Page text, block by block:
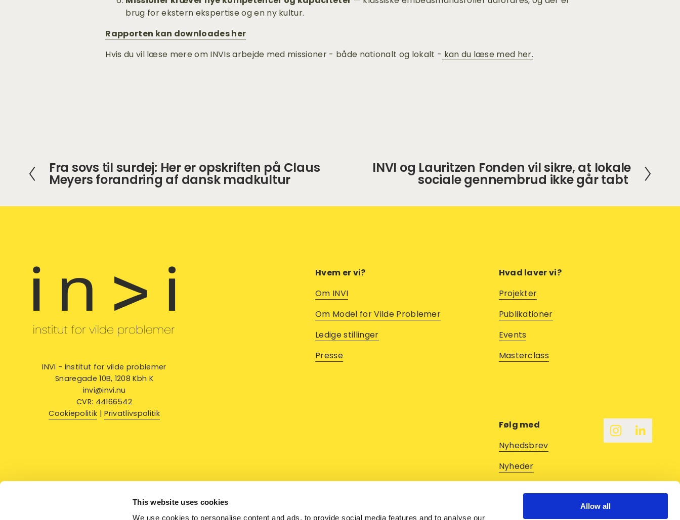
This website uses cookies
We use cookies to personalise content and ads, to provide social media features and to analyse our
Allow all
brug for ekstern ekspertise og en ny kultur.
Rapporten kan downloades her
Hvis du vil læse mere om INVIs arbejde med missioner - både nationalt og lokalt - kan du læse med her.
F
o
r
Fra sovs til surdej: Her er opskriften på Claus
Meyers forandring af dansk madkultur
t
INVI og Lauritzen Fonden vil sikre, at lokale
sociale gennembrud ikke går tabt
INVI - Institut for vilde problemer
Snaregade 10B, 1208 Kbh K
invi@invi.nu
CVR: 44166542
Cookiepolitik | Privatlivspolitik
Hvem er vi?
Om INVI
Om Model for Vilde Problemer
Ledige stillinger
Presse
Hvad laver vi?
Projekter
Publikationer
Events
Masterclass
Følg med
Nyhedsbrev
Nyheder